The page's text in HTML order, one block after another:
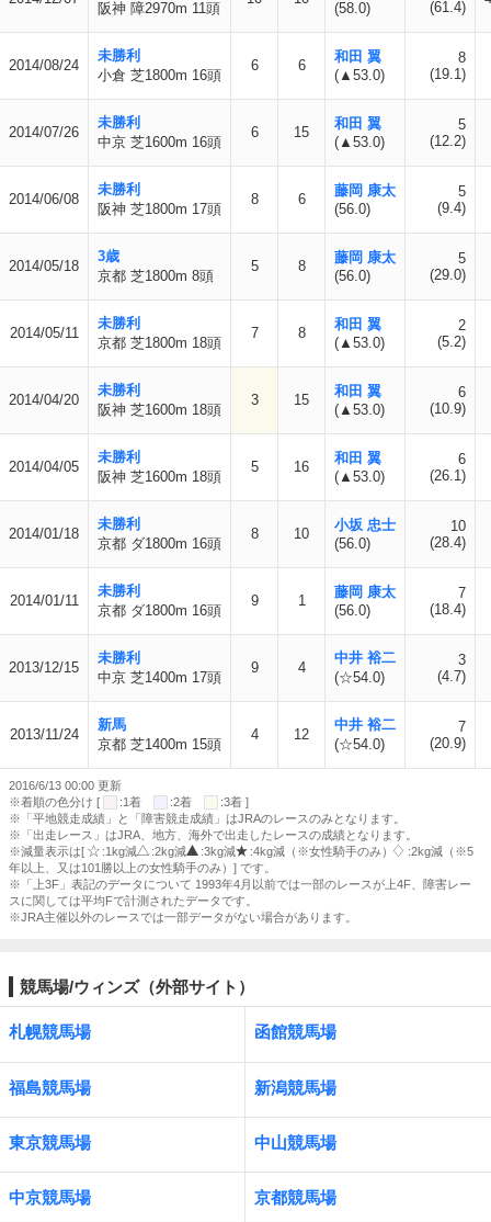
阪神 障2970m 11頭 (58.0) (61.4)
2014/08/24
未勝利
小倉 芝1800m 16頭
6 6
和田 翼
(▲53.0)
8
(19.1)
2014/07/26
未勝利
中京 芝1600m 16頭
6 15
和田 翼
(▲53.0)
5
(12.2)
2014/06/08
未勝利
阪神 芝1800m 17頭
8 6
藤岡 康太
(56.0)
5
(9.4)
2014/05/18
3歳
京都 芝1800m 8頭
5 8
藤岡 康太
(56.0)
5
(29.0)
2014/05/11
未勝利
京都 芝1800m 18頭
7 8
和田 翼
(▲53.0)
2
(5.2)
2014/04/20
未勝利
阪神 芝1600m 18頭
3 15
和田 翼
(▲53.0)
6
(10.9)
2014/04/05
未勝利
阪神 芝1600m 18頭
5 16
和田 翼
(▲53.0)
6
(26.1)
2014/01/18
未勝利
京都 ダ1800m 16頭
8 10
小坂 忠士
(56.0)
10
(28.4)
2014/01/11
未勝利
京都 ダ1800m 16頭
9 1
藤岡 康太
(56.0)
7
(18.4)
2013/12/15
未勝利
中京 芝1400m 17頭
9 4
中井 裕二
(☆54.0)
3
(4.7)
2013/11/24
新馬
京都 芝1400m 15頭
4 12
中井 裕二
(☆54.0)
7
(20.9)
2016/6/13 00:00 更新
※着順の色分け [
:1着 :2着
:3着 ]
※「平地競走成績」と「障害競走成績」はJRAのレースのみとなります。
※「出走レース」はJRA、地方、海外で出走したレースの成績となります。
※減量表示は[
:1kg減 :2kg減 :3kg減 :4kg減（※女性騎手のみ）
:2kg減（※5
年以上、又は101勝以上の女性騎手のみ）] です。
※「上3F」表記のデータについて 1993年4月以前では一部のレースが上4F、障害レー
スに関しては平均Fで計測されたデータです。
※JRA主催以外のレースでは一部データがない場合があります。
競馬場/ウィンズ（外部サイト）
札幌競馬場 函館競馬場
福島競馬場 新潟競馬場
東京競馬場 中山競馬場
中京競馬場 京都競馬場